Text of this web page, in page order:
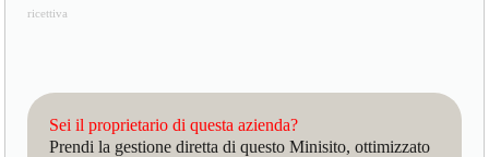
ricettiva
Sei il proprietario di questa azienda?
Prendi la gestione diretta di questo Minisito, ottimizzato